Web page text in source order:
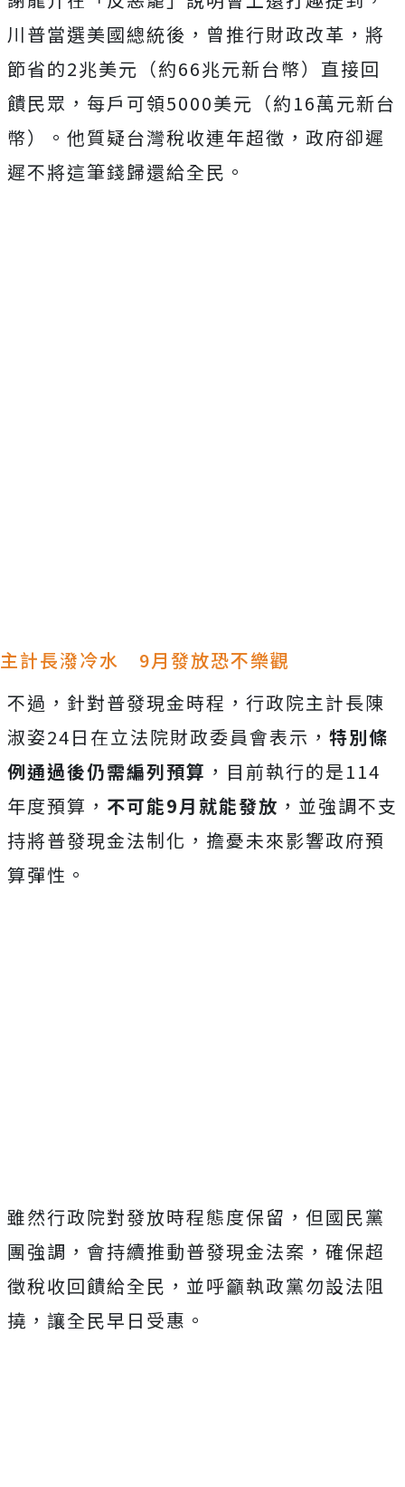
川普當選美國總統後，曾推行財政改革，將
節省的2兆美元（約66兆元新台幣）直接回
饋民眾，每戶可領5000美元（約16萬元新台
幣）。他質疑台灣稅收連年超徵，政府卻遲
遲不將這筆錢歸還給全民。
主計長潑冷水 9月發放恐不樂觀
不過，針對普發現金時程，行政院主計長陳
淑姿24日在立法院財政委員會表示， 特別條
例通過後仍需編列預算 ，目前執行的是114
年度預算， 不可能9月就能發放 ，並強調不支
持將普發現金法制化，擔憂未來影響政府預
算彈性。
雖然行政院對發放時程態度保留，但國民黨
團強調，會持續推動普發現金法案，確保超
徵稅收回饋給全民，並呼籲執政黨勿設法阻
撓，讓全民早日受惠。